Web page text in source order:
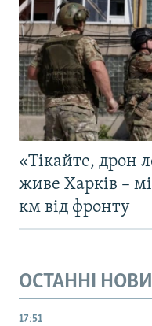
«Тікайте, дрон
живе Харків –
км від фронту
ОСТАННІ
17:51